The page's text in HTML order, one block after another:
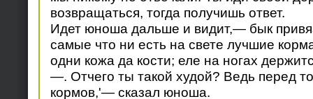
возвращаться, тогда получишь ответ.
Идет юноша дальше и видит,— бык
самые что ни есть на свете лучшие
одни кожа да кости; еле на ногах
—. Отчего ты такой худой? Ведь перед
кормов,'— сказал юноша.